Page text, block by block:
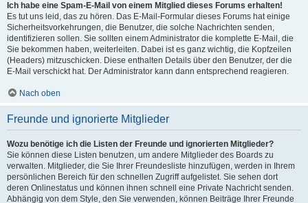
Ich habe eine Spam-E-Mail von einem Mitglied dieses Forums erhalten!
Es tut uns leid, das zu hören. Das E-Mail-Formular dieses Forums hat einige
Sicherheitsvorkehrungen, die Benutzer, die solche Nachrichten senden,
identifizieren sollen. Sie sollten einem Administrator die komplette E-Mail, die
Sie bekommen haben, weiterleiten. Dabei ist es ganz wichtig, die Kopfzeilen
(Headers) mitzuschicken. Diese enthalten Details über den Benutzer, der die
E-Mail verschickt hat. Der Administrator kann dann entsprechend reagieren.
Nach oben
Freunde und ignorierte Mitglieder
Wozu benötige ich die Listen der Freunde und ignorierten Mitglieder?
Sie können diese Listen benutzen, um andere Mitglieder des Boards zu
verwalten. Mitglieder, die Sie Ihrer Freundesliste hinzufügen, werden in Ihrem
persönlichen Bereich für den schnellen Zugriff aufgelistet. Sie sehen dort
deren Onlinestatus und können ihnen schnell eine Private Nachricht senden.
Abhängig von dem Style, den Sie verwenden, können Beiträge Ihrer Freunde